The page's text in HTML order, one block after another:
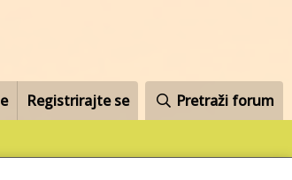
Registrirajte se Pretraži forum